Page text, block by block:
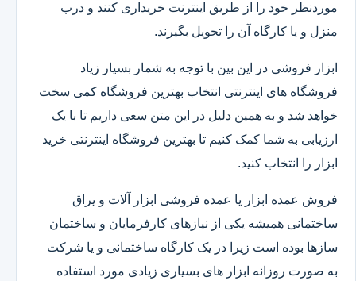
موردنظر خود را از طریق اینترنت خریداری کنند و درب
منزل و یا کارگاه آن را تحویل بگیرند.
ابزار فروشی در این بین با توجه به شمار بسیار زیاد
فروشگاه های اینترنتی انتخاب بهترین فروشگاه کمی سخت
خواهد شد و به همین دلیل در این متن سعی داریم تا با یک
ارزیابی به شما کمک کنیم تا بهترین فروشگاه اینترنتی خرید
ابزار را انتخاب کنید.
فروش عمده ابزار یا عمده فروشی ابزار آلات و یراق
ساختمانی همیشه یکی از نیازهای کارفرمایان و ساختمان
سازها بوده است زیرا در یک کارگاه ساختمانی و یا شرکت
به صورت روزانه ابزار های بسیاری زیادی مورد استفاده